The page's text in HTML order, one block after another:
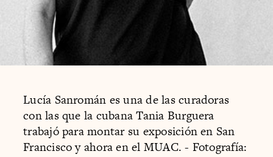
Lucía Sanromán es una de las curadoras
con las que la cubana Tania Burguera
trabajó para montar su exposición en San
Francisco y ahora en el MUAC. - Fotografía: